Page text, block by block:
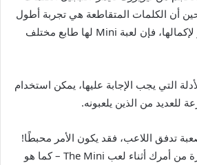
أن الكلمات المتقاطعة هي تجربة أطول
وتتطلب المعرفة والصبر لإكمالها، فإن لعبة Mini لها طابع مختلف
التي يجب الإجابة عليها، يمكن استخدام
للعديد من الذين يلعبونه.
تدفق اللاعب، فقد يكون الأمر محبطًا!
إذا وجدت نفسك في حيرة من أمرك أثناء لعب The Mini – كما هو